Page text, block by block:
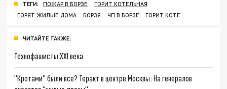
ТЕГИ: ПОЖАР В БОРЗЕ
ГОРИТ КОТЕЛЬНАЯ
ГОРЯТ ЖИЛЫЕ ДОМА
БОРЗЯ ЧП В БОРЗЕ ГОРИТ КОТЕ
ЧИТАЙТЕ ТАКЖЕ:
Технофашисты XXI века
"Кротами" были все? Теракт в центре Москвы: На генералов